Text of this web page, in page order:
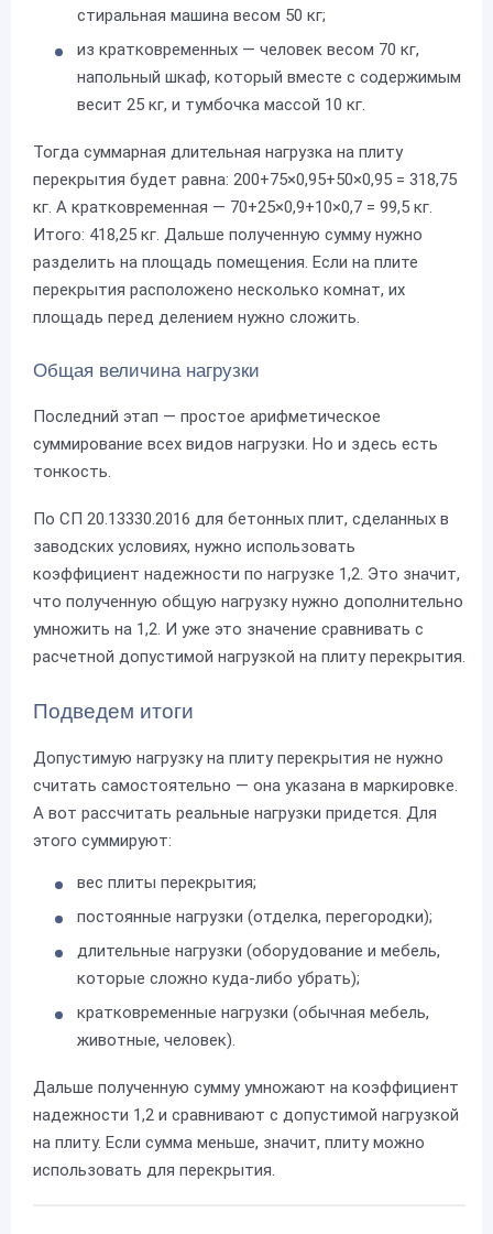
стиральная машина весом 50 кг;
из кратковременных — человек весом 70 кг,
напольный шкаф, который вместе с содержимым
весит 25 кг, и тумбочка массой 10 кг.
Тогда суммарная длительная нагрузка на плиту
перекрытия будет равна: 200+75×0,95+50×0,95 = 318,75
кг. А кратковременная — 70+25×0,9+10×0,7 = 99,5 кг.
Итого: 418,25 кг. Дальше полученную сумму нужно
разделить на площадь помещения. Если на плите
перекрытия расположено несколько комнат, их
площадь перед делением нужно сложить.
Общая величина нагрузки
Последний этап — простое арифметическое
суммирование всех видов нагрузки. Но и здесь есть
тонкость.
По СП 20.13330.2016 для бетонных плит, сделанных в
заводских условиях, нужно использовать
коэффициент надежности по нагрузке 1,2. Это значит,
что полученную общую нагрузку нужно дополнительно
умножить на 1,2. И уже это значение сравнивать с
расчетной допустимой нагрузкой на плиту перекрытия.
Подведем итоги
Допустимую нагрузку на плиту перекрытия не нужно
считать самостоятельно — она указана в маркировке.
А вот рассчитать реальные нагрузки придется. Для
этого суммируют:
вес плиты перекрытия;
постоянные нагрузки (отделка, перегородки);
длительные нагрузки (оборудование и мебель,
которые сложно куда-либо убрать);
кратковременные нагрузки (обычная мебель,
животные, человек).
Дальше полученную сумму умножают на коэффициент
надежности 1,2 и сравнивают с допустимой нагрузкой
на плиту. Если сумма меньше, значит, плиту можно
использовать для перекрытия.